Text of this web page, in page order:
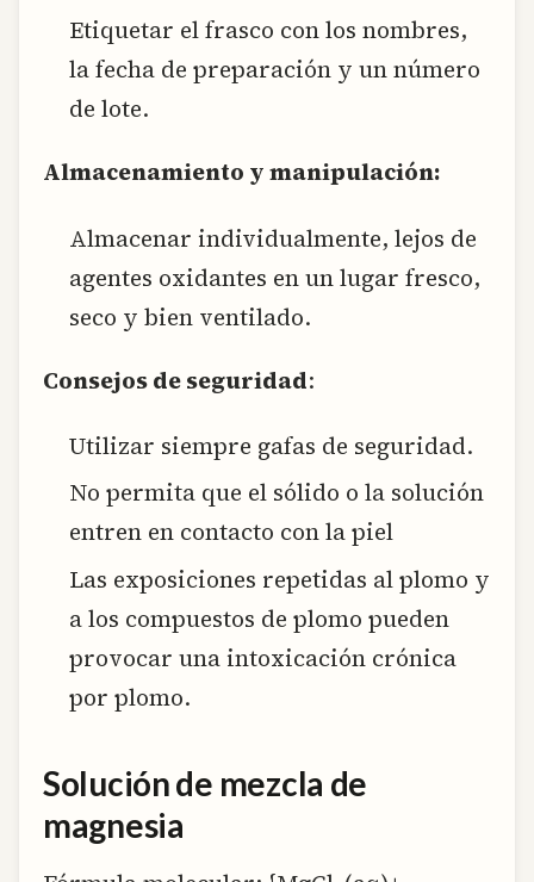
Etiquetar el frasco con los nombres,
la fecha de preparación y un número
de lote.
Almacenamiento y manipulación:
Almacenar individualmente, lejos de
agentes oxidantes en un lugar fresco,
seco y bien ventilado.
Consejos de seguridad:
Utilizar siempre gafas de seguridad.
No permita que el sólido o la solución
entren en contacto con la piel
Las exposiciones repetidas al plomo y
a los compuestos de plomo pueden
provocar una intoxicación crónica
por plomo.
Solución de mezcla de
magnesia